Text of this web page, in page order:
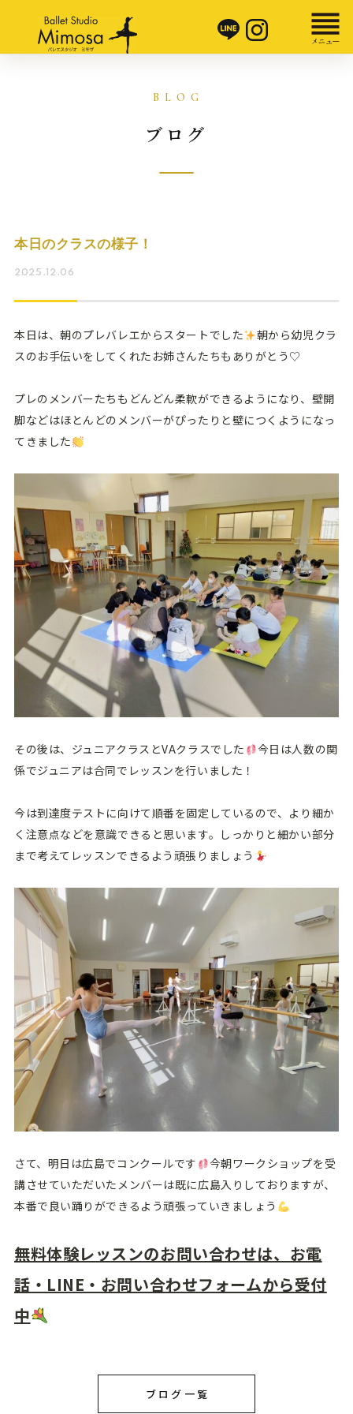
ブログ
本日のクラスの様子！
2025.12.06
本日は、朝のプレバレエからスタートでした
朝から幼児クラ
スのお手伝いをしてくれたお姉さんたちもありがとう♡
プレのメンバーたちもどんどん柔軟ができるようになり、壁開
脚などはほとんどのメンバーがぴったりと壁につくようになっ
てきました
その後は、ジュニアクラスとVAクラスでした
今日は人数の関
係でジュニアは合同でレッスンを行いました！
今は到達度テストに向けて順番を固定しているので、より細か
く注意点などを意識できると思います。しっかりと細かい部分
まで考えてレッスンできるよう頑張りましょう
さて、明日は広島でコンクールです
今朝ワークショップを受
講させていただいたメンバーは既に広島入りしておりますが、
本番で良い踊りができるよう頑張っていきましょう
無料体験レッスンのお問い合わせは、お電
話・LINE・お問い合わせフォームから受付
中
ブログ一覧